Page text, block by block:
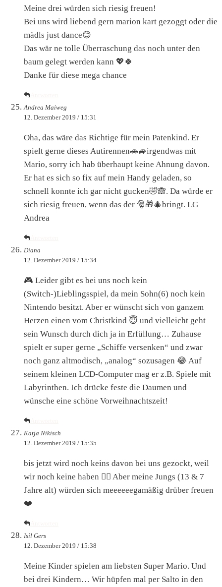
Meine drei würden sich riesig freuen!
Bei uns wird liebend gern marion kart gezoggt oder die
mädls just dance😊
Das wär ne tolle Überraschung das noch unter den
baum gelegt werden kann 💖🍀
Danke für diese mega chance
Andrea Maiweg
12. Dezember 2019 / 15:31
Oha, das wäre das Richtige für mein Patenkind. Er
spielt gerne dieses Autirennen🚗🚙irgendwas mit
Mario, sorry ich hab überhaupt keine Ahnung davon.
Er hat es sich so fix auf mein Handy geladen, so
schnell konnte ich gar nicht gucken🤣🙈. Da würde er
sich riesig freuen, wenn das der 🎅🎁🎄bringt. LG
Andrea
Diana
12. Dezember 2019 / 15:34
🎮 Leider gibt es bei uns noch kein
(Switch-)Lieblingsspiel, da mein Sohn(6) noch kein
Nintendo besitzt. Aber er wünscht sich von ganzem
Herzen einen vom Christkind 😇 und vielleicht geht
sein Wunsch durch dich ja in Erfüllung… Zuhause
spielt er super gerne „Schiffe versenken“ und zwar
noch ganz altmodisch, „analog“ sozusagen 😂 Auf
seinem kleinen LCD-Computer mag er z.B. Spiele mit
Labyrinthen. Ich drücke feste die Daumen und
wünsche eine schöne Vorweihnachtszeit!
Katja Nikisch
12. Dezember 2019 / 15:35
bis jetzt wird noch keins davon bei uns gezockt, weil
wir noch keine haben 🤷‍♀️ Aber meine Jungs (13 & 7
Jahre alt) würden sich meeeeeegamäßig drüber freuen
❤️
Isil Gers
12. Dezember 2019 / 15:38
Meine Kinder spielen am liebsten Super Mario. Und
bei drei Kindern… Wir hüpfen mal per Salto in den